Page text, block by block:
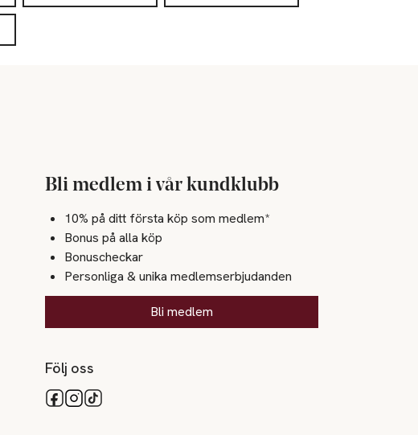
Bli medlem i vår kundklubb
10% på ditt första köp som medlem*
Bonus på alla köp
Bonuscheckar
Personliga & unika medlemserbjudanden
Bli medlem
Följ oss